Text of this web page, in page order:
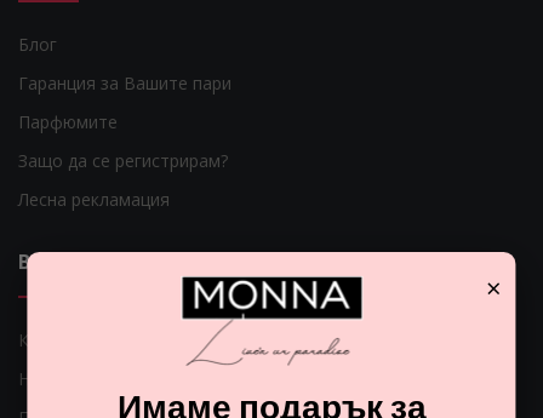
Блог
Гаранция за Вашите пари
Парфюмите
Защо да се регистрирам?
Лесна рекламация
ВАЖНИ ЛИНКОВЕ
Как мога да платя?
Начини на доставка
×
Имаме подарък за